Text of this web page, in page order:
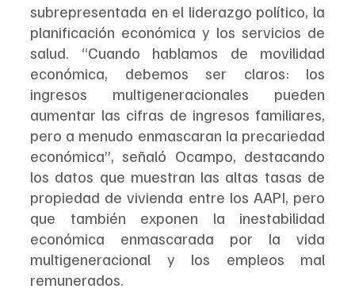
subrepresentada en el liderazgo político, la
planificación económica y los servicios de
salud. “Cuando hablamos de movilidad
económica, debemos ser claros: los
ingresos multigeneracionales pueden
aumentar las cifras de ingresos familiares,
pero a menudo enmascaran la precariedad
económica”, señaló Ocampo, destacando
los datos que muestran las altas tasas de
propiedad de vivienda entre los AAPI, pero
que también exponen la inestabilidad
económica enmascarada por la vida
multigeneracional y los empleos mal
remunerados.